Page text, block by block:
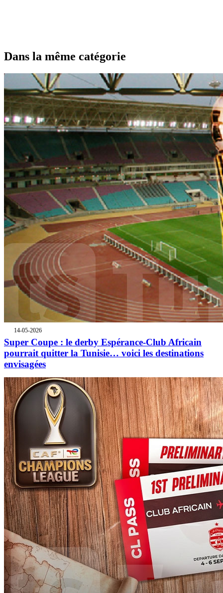
Dans la même catégorie
14-05-2026
Super Coupe : le derby Espérance-Club Africain
pourrait quitter la Tunisie… voici les destinations
envisagées